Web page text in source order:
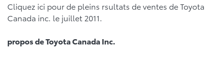
Cliquez ici pour de pleins rsultats de ventes de Toyota
Canada inc. le juillet 2011.
propos de Toyota Canada Inc.